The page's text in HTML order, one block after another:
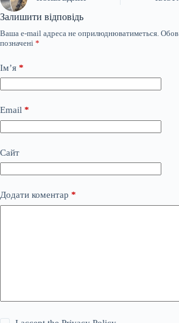
Залишити відповідь
Ваша e-mail адреса не оприлюднюватиметься.
позначені *
Ім’я *
Email *
Сайт
Додати коментар *